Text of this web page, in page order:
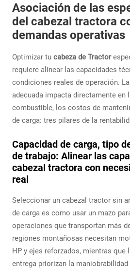
Asociación de las
del cabezal tractora
demandas operativas
Optimizar tu cabeza de Tractor
requiere alinear las capacidades
condiciones reales de operación.
adecuada impacta directamente en
combustible, los costos de
de carga: tres pilares de la
Capacidad de carga, tipo
de trabajo: Alinear las
cabezal tractora con
real
Seleccionar un cabezal tractor sin
de carga es como usar un mazo
operaciones que transportan más
regiones montañosas necesitan
HP y ejes reforzados, mientras que
entrega priorizan la